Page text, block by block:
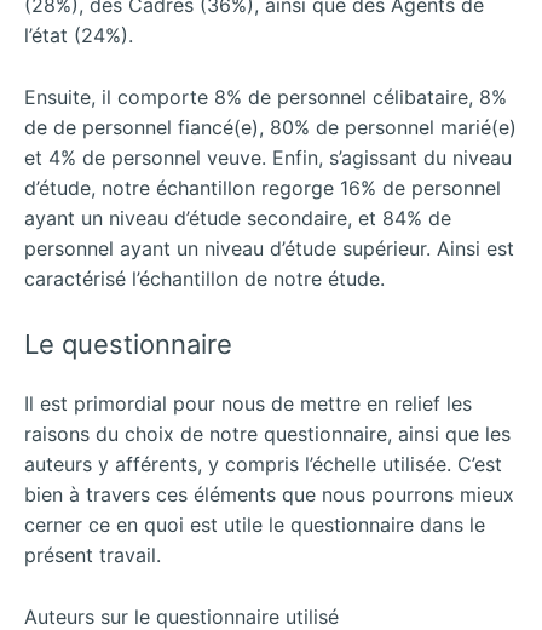
l’état (24%).
Ensuite, il comporte 8% de personnel célibataire, 8%
de de personnel fiancé(e), 80% de personnel marié(e)
et 4% de personnel veuve. Enfin, s’agissant du niveau
d’étude, notre échantillon regorge 16% de personnel
ayant un niveau d’étude secondaire, et 84% de
personnel ayant un niveau d’étude supérieur. Ainsi est
caractérisé l’échantillon de notre étude.
Le questionnaire
Il est primordial pour nous de mettre en relief les
raisons du choix de notre questionnaire, ainsi que les
auteurs y afférents, y compris l’échelle utilisée. C’est
bien à travers ces éléments que nous pourrons mieux
cerner ce en quoi est utile le questionnaire dans le
présent travail.
Auteurs sur le questionnaire utilisé